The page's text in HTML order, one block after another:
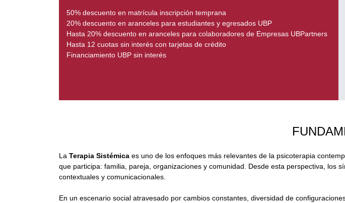
50% descuento en matrícula inscripción temprana
20% descuento en aranceles para estudiantes y egresados UBP
Hasta 20% descuento en aranceles para colaboradores de Empresas UBPartners
Hasta 12 cuotas sin interés con tarjetas de crédito
Financiamiento UBP sin interés
La Terapia Sistémica es uno de los enfoques más relevantes de la psicoterapia
que participa: familia, pareja, organizaciones y comunidad. Desde esta perspectiva, los
contextuales y comunicacionales.
En un escenario social atravesado por cambios constantes, diversidad de